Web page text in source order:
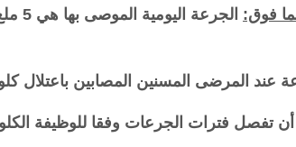
عند المرضى المسنين المصابين باعتلال
تفصل فترات الجرعات وفقا للوظيفة